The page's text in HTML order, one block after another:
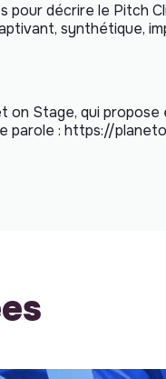
pour décrire le Pitch
synthétique,
on Stage, qui propose
parole : https://